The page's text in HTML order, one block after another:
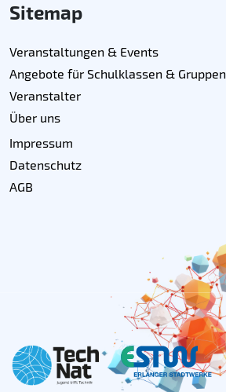
Sitemap
Veranstaltungen & Events
Angebote für Schulklassen & Gruppen
Veranstalter
Über uns
Impressum
Datenschutz
AGB